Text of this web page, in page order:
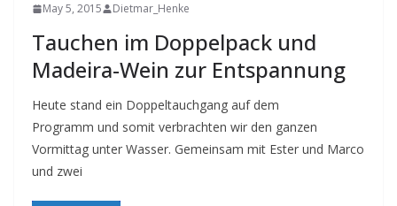
May 5, 2015 Dietmar_Henke
Tauchen im Doppelpack und
Madeira-Wein zur Entspannung
Heute stand ein Doppeltauchgang auf dem
Programm und somit verbrachten wir den ganzen
Vormittag unter Wasser. Gemeinsam mit Ester und Marco
und zwei